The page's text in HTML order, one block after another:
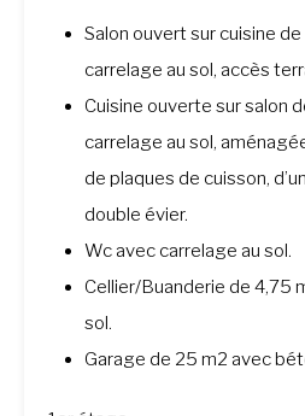
Salon ouvert sur cuisine
carrelage au sol, accès
Cuisine ouverte sur salon
carrelage au sol,
de plaques de cuisson,
double évier.
Wc avec carrelage au sol.
Cellier/Buanderie de 4,75
sol.
Garage de 25 m2 avec